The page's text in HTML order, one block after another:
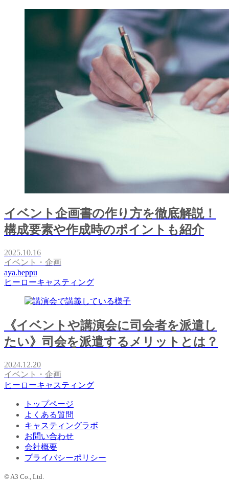
イベント企画書の作り方を徹底解説！
構成要素や作成時のポイントも紹介
2025.10.16
イベント・企画
aya.beppu
ヒーローキャスティング
《イベントや講演会に司会者を派遣し
たい》司会を派遣するメリットとは？
2024.12.20
イベント・企画
ヒーローキャスティング
トップページ
よくある質問
キャスティングラボ
お問い合わせ
会社概要
プライバシーポリシー
© A3 Co., Ltd.